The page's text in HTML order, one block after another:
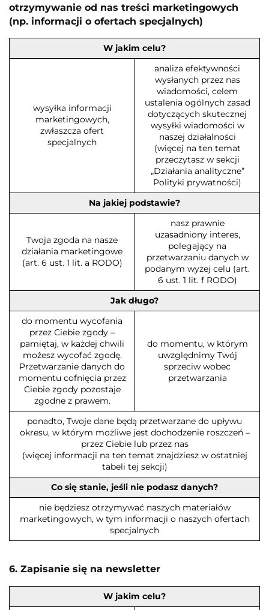
otrzymywanie od nas treści marketingowych
(np. informacji o ofertach specjalnych)
W jakim celu?
wysyłka informacji
marketingowych,
zwłaszcza ofert
specjalnych
analiza efektywności
wysłanych przez nas
wiadomości, celem
ustalenia ogólnych zasad
dotyczących skutecznej
wysyłki wiadomości w
naszej działalności
(więcej na ten temat
przeczytasz w sekcji
„Działania analityczne”
Polityki prywatności)
Na jakiej podstawie?
Twoja zgoda na nasze
działania marketingowe
(art. 6 ust. 1 lit. a RODO)
nasz prawnie
uzasadniony interes,
polegający na
przetwarzaniu danych w
podanym wyżej celu (art.
6 ust. 1 lit. f RODO)
Jak długo?
do momentu wycofania
przez Ciebie zgody –
pamiętaj, w każdej chwili
możesz wycofać zgodę.
Przetwarzanie danych do
momentu cofnięcia przez
Ciebie zgody pozostaje
zgodne z prawem.
do momentu, w którym
uwzględnimy Twój
sprzeciw wobec
przetwarzania
ponadto, Twoje dane będą przetwarzane do upływu
okresu, w którym możliwe jest dochodzenie roszczeń –
przez Ciebie lub przez nas
(więcej informacji na ten temat znajdziesz w ostatniej
tabeli tej sekcji)
Co się stanie, jeśli nie podasz danych?
nie będziesz otrzymywać naszych materiałów
marketingowych, w tym informacji o naszych ofertach
specjalnych
6. Zapisanie się na newsletter
W jakim celu?